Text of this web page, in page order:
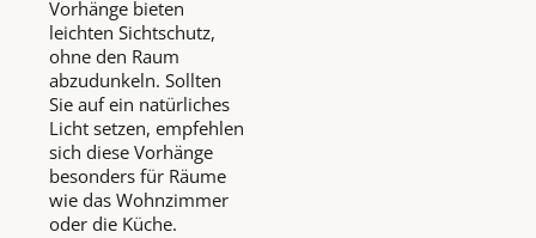
Vorhänge bieten
leichten Sichtschutz,
ohne den Raum
abzudunkeln. Sollten
Sie auf ein natürliches
Licht setzen, empfehlen
sich diese Vorhänge
besonders für Räume
wie das Wohnzimmer
oder die Küche.